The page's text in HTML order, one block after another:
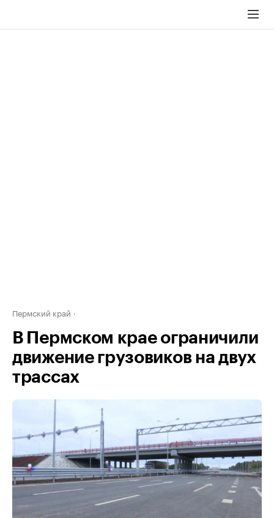
Пермский край
В Пермском крае ограничили
движение грузовиков на двух
трассах